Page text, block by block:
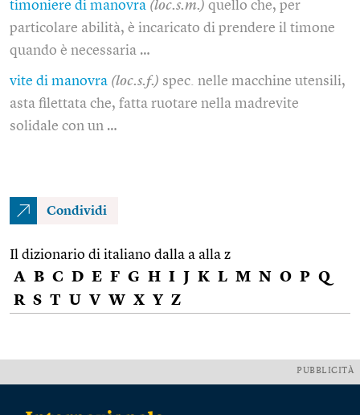
timoniere di manovra (loc.s.m.) quello che, per
particolare abilità, è incaricato di prendere il timone
quando è necessaria …
vite di manovra (loc.s.f.) spec. nelle macchine utensili,
asta filettata che, fatta ruotare nella madrevite
solidale con un …
Condividi
Il dizionario di italiano dalla a alla z
A B C D E F G H I J K L M N O P Q
R S T U V W X Y Z
PUBBLICITÀ